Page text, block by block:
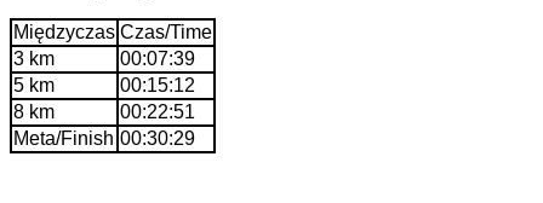
Międzyczas Czas/Time
3 km
00:07:39
5 km
00:15:12
8 km
00:22:51
Meta/Finish 00:30:29